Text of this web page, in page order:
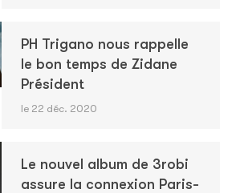
PH Trigano nous rappelle
le bon temps de Zidane
Président
le 22 déc. 2020
Le nouvel album de 3robi
assure la connexion Paris-